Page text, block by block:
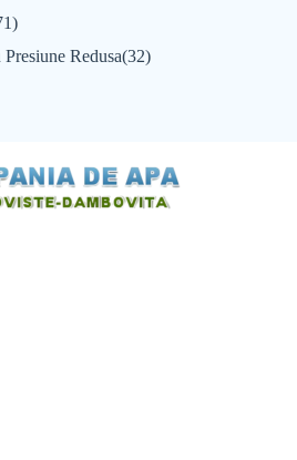
Redusa(32)